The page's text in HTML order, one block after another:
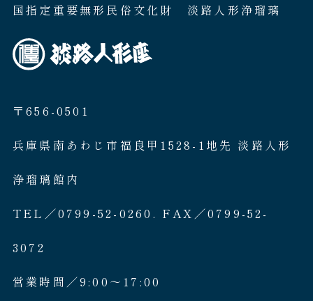
国指定重要無形民俗文化財 淡路人形浄瑠璃
〒656-0501
兵庫県南あわじ市福良甲1528-1地先 淡路人形
浄瑠璃館内
TEL／0799-52-0260. FAX／0799-52-
3072
営業時間／9:00〜17:00